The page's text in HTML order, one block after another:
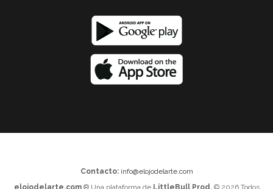
Contacto: info@elojodelarte.com
elojodelarte.com® Una plataforma de LittleBull Prod.© 2026 Todos